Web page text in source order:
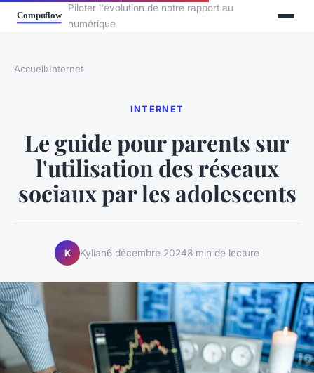
Piloter l'évolution de notre rapport au
numérique
Accueil›Internet
INTERNET
Le guide pour parents sur
l'utilisation des réseaux
sociaux par les adolescents
K Kylian6 décembre 20248 min de lecture